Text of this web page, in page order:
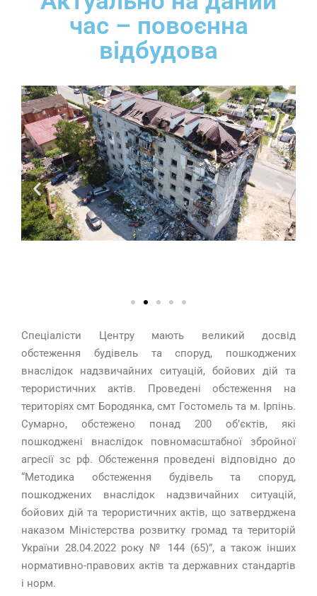
час – повоєнна
відбудова
Спеціалісти Центру мають великий досвід
обстеження будівель та споруд, пошкоджених
внаслідок надзвичайних ситуацій, бойових дій та
терористичних актів. Проведені обстеження на
територіях смт Бородянка, смт Гостомель та м. Ірпінь.
Сумарно, обстежено понад 200 обʼєктів, які
пошкоджені внаслідок повномасштабної збройної
агресії зс рф. Обстеження проведені відповідно до
“Методика обстеження будівель та споруд,
пошкоджених внаслідок надзвичайних ситуацій,
бойових дій та терористичних актів, що затверджена
наказом Міністерства розвитку громад та територій
України 28.04.2022 року № 144 (65)”, а також інших
нормативно-правових актів та державних стандартів
і норм.